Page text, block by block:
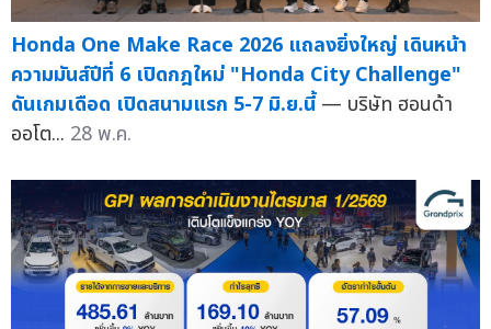
Honda One Make Race 2026 แถลงยิ่งใหญ่ เดินหน้า
ความมันส์ปีที่ 6 เปิดกฎใหม่ "Honda City Challenge"
ดันเกมเดือด เปิดสนามแรก 5-7 มิ.ย.นี้ — บริษัท ฮอนด้า
ออโต... 28 พ.ค.